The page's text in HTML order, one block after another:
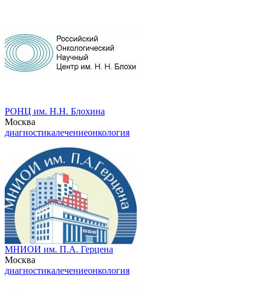
РОНЦ им. Н.Н. Блохина
Москва
диагностикалечениеонкология
МНИОИ им. П.А. Герцена
Москва
диагностикалечениеонкология